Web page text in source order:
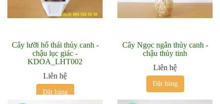
Cây lưỡi hổ thái thủy canh -
chậu lục giác -
KDOA_LHT002
Liên hệ
Đặt hàng
Cây Ngọc ngân thủy canh -
chậu thủy tinh
Liên hệ
Đặt hàng